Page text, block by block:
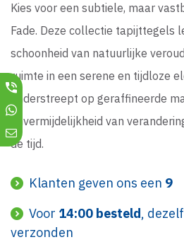
Kies voor een subtiele, maar
Fade. Deze collectie tapijttegels
schoonheid van natuurlijke
ruimte in een serene en tijdloze
onderstreept op geraffineerde
onvermijdelijkheid van
de tijd.
Klanten geven ons een 9
Voor 14:00 besteld,
verzonden